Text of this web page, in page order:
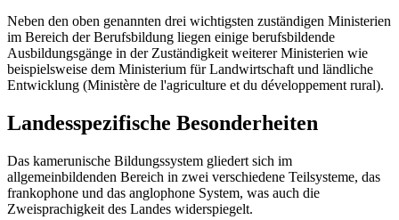
Neben den oben genannten drei wichtigsten zuständigen Ministerien
im Bereich der Berufsbildung liegen einige berufsbildende
Ausbildungsgänge in der Zuständigkeit weiterer Ministerien wie
beispielsweise dem Ministerium für Landwirtschaft und ländliche
Entwicklung (Ministère de l'agriculture et du développement rural).
Landesspezifische Besonderheiten
Das kamerunische Bildungssystem gliedert sich im
allgemeinbildenden Bereich in zwei verschiedene Teilsysteme, das
frankophone und das anglophone System, was auch die
Zweisprachigkeit des Landes widerspiegelt.